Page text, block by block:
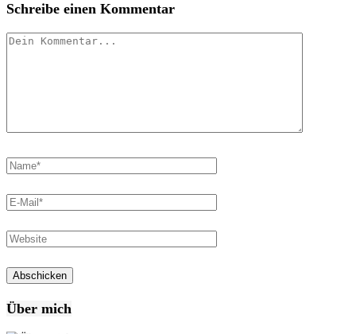
Schreibe einen Kommentar
Über mich